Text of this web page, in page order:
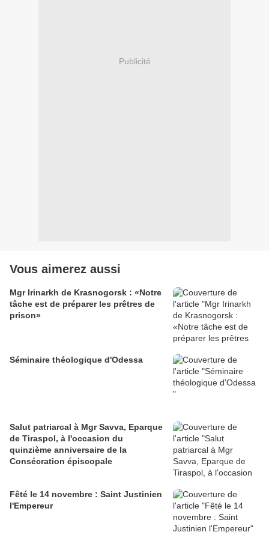
Publicité
Vous aimerez aussi
Mgr Irinarkh de Krasnogorsk : «Notre
tâche est de préparer les prêtres de
prison»
Séminaire théologique d'Odessa
Salut patriarcal à Mgr Savva, Eparque
de Tiraspol, à l'occasion du
quinzième anniversaire de la
Consécration épiscopale
Fêté le 14 novembre : Saint Justinien
l'Empereur